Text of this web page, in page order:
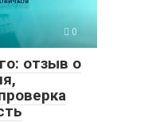
0
отзыв о